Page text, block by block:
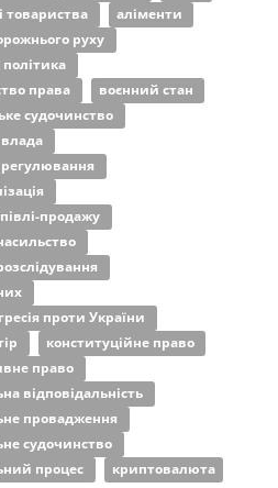
товариства
аліменти
руху
права
воєнний стан
судочинство
продажу
проти України
конституційне право
право
відповідальність
провадження
судочинство
процес
криптовалюта